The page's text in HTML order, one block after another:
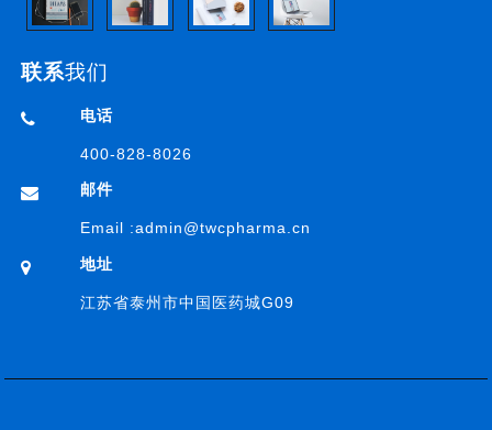
联系我们
电话
400-828-8026
邮件
Email :admin@twcpharma.cn
地址
江苏省泰州市中国医药城G09